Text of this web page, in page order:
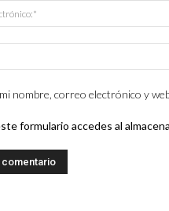
nombre, correo electrónico y
formulario accedes al